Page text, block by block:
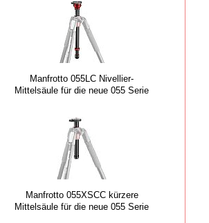
Manfrotto 055LC Nivellier-
Mittelsäule für die neue 055 Serie
Manfrotto 055XSCC kürzere
Mittelsäule für die neue 055 Serie